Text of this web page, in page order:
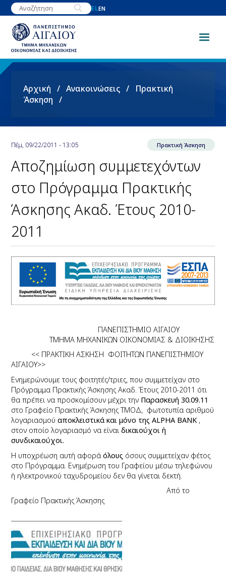
Παράκαμψη
προς
κυρίως
περιεχόμενο
ELEN
Breadcrumb
Αρχική Ανακοινώσεις
Πρακτική
Άσκηση
Πέμ, 09/22/2011 - 13:05 Πρακτική Άσκηση
Αποζημίωση συμμετεχόντων
στο Πρόγραμμα Πρακτικής
Άσκησης Ακαδ. Έτους 2010-
2011
ΠΑΝΕΠΙΣΤΗΜΙΟ ΑΙΓΑΙΟΥ
ΤΜΗΜΑ ΜΗΧΑΝΙΚΩΝ ΟΙΚΟΝΟΜΙΑΣ & ΔΙΟΙΚΗΣΗΣ
<< ΠΡΑΚΤΙΚΗ ΑΣΚΗΣΗ ΦΟΙΤΗΤΩΝ ΠΑΝΕΠΙΣΤΗΜΙΟΥ
ΑΙΓΑΙΟΥ>>
Ενημερώνουμε τους φοιτητές/τριες, που συμμετείχαν στο
Πρόγραμμα Πρακτικής Άσκησης Ακαδ. Έτους 2010-2011 ότι
θα πρέπει να προσκομίσουν μέχρι την Παρασκευή 30.09.11
στο Γραφείο Πρακτικής Άσκησης ΤΜΟΔ, φωτοτυπία αριθμού
λογαριασμούαποκλειστικά και μόνο τηςALPHA BANK ,
στον οποίο λογαριασμό να είναιδικαιούχοι ή
συνδικαιούχοι.
Η υποχρέωση αυτή αφοράόλους όσους συμμετείχαν φέτος
στο Πρόγραμμα. Ενημέρωση του Γραφείου μέσω τηλεφώνου
ή ηλεκτρονικού ταχυδρομείου δεν θα γίνεται δεκτή.
Από το
Γραφείο Πρακτικής Άσκησης